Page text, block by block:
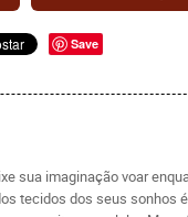
Save
sua imaginação voar
tecidos dos seus